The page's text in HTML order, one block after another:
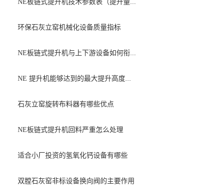
NE板链式提升机技术参数表（提升量...
环保石灰立窑机械化设备质量指标
NE板链式提升机与上下游设备如何衔...
NE 提升机能够达到的最大提升高度...
石灰立窑旋转布料器有哪些优点
NE板链式提升机回料严重怎么处理
适合小厂投资的氢氧化钙设备有哪些
双膛石灰窑非标设备换向阀的主要作用